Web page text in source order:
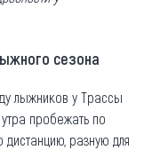
сезона
лыжников у Трассы
пробежать по
разную для